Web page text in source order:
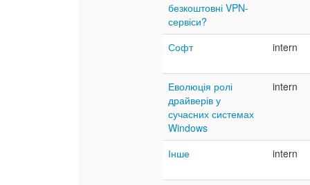
безкоштовні VPN-
сервіси?
Софт intern
Еволюція ролі
драйверів у
сучасних системах
Windows
intern
Інше intern